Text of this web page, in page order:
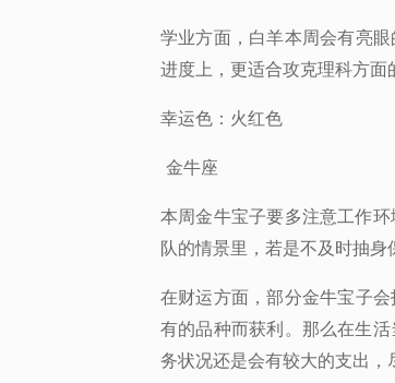
学业方面， 白羊本周会有亮
进度上，更适合攻克理科方面
幸运色： 火红色
金牛座
本周金牛宝子要多注意工作
队的情景里，若是不及时抽身
在财运方面，部分金牛宝子
有的品种而获利。那么在生
务状况还是会有较大的支出，